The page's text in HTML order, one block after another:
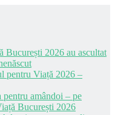
București 2026 au ascultat
pentru Viață 2026 –
amândoi – pe
București 2026